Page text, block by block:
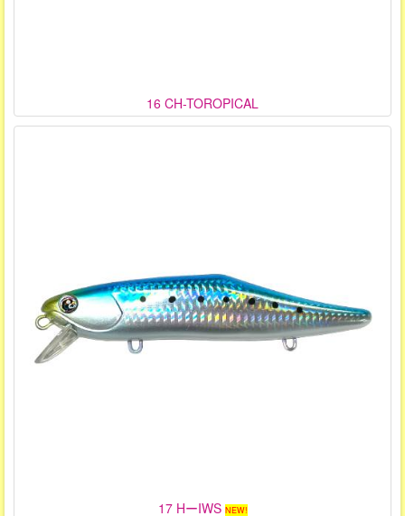
16 CH-TOROPICAL
17 HーIWS NEW!